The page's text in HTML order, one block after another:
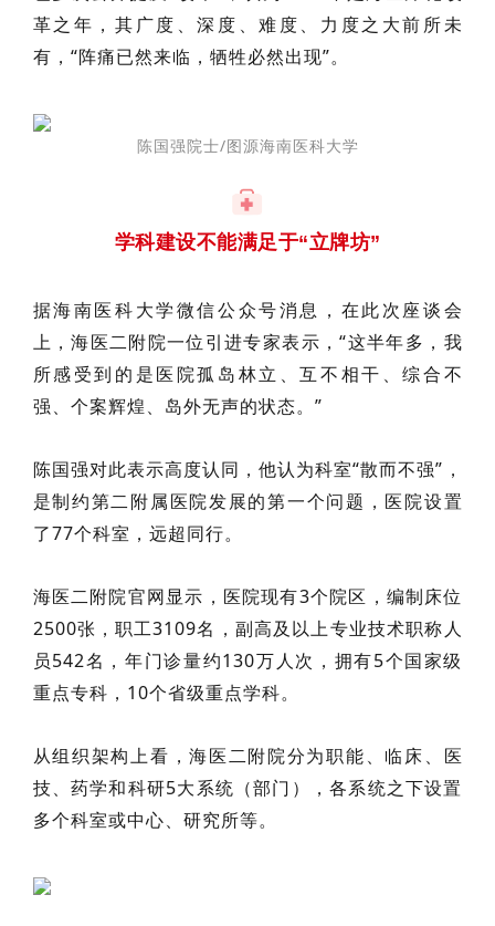
革之年，其广度、深度、难度、力度之大前所未
有，“阵痛已然来临，牺牲必然出现”。
陈国强院士/图源海南医科大学
学科建设不能满足于“立牌坊”
据海南医科大学微信公众号消息，在此次座谈会
上，海医二附院一位引进专家表示，“这半年多，我
所感受到的是医院孤岛林立、互不相干、综合不
强、个案辉煌、岛外无声的状态。”
陈国强对此表示高度认同 ，他认为科室“散而不强” ，
是制约第二附属医院发展的第一个问题 ，医院设置
了77个科室，远超同行。
海医二附院官网显示，医院现有3个院区，编制床位
2500张，职工3109名，副高及以上专业技术职称人
员542名，年门诊量约130万人次，拥有5个国家级
重点专科，10个省级重点学科。
从组织架构上看，海医二附院分为职能、临床、医
技、药学和科研5大系统（部门），各系统之下设置
多个科室或中心、研究所等。